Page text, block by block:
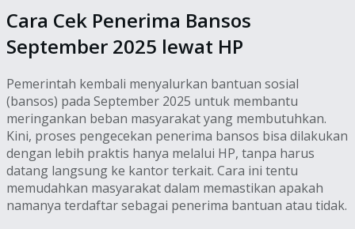
Cara Cek Penerima Bansos
September 2025 lewat HP
Pemerintah kembali menyalurkan bantuan sosial
(bansos) pada September 2025 untuk membantu
meringankan beban masyarakat yang membutuhkan.
Kini, proses pengecekan penerima bansos bisa dilakukan
dengan lebih praktis hanya melalui HP, tanpa harus
datang langsung ke kantor terkait. Cara ini tentu
memudahkan masyarakat dalam memastikan apakah
namanya terdaftar sebagai penerima bantuan atau tidak.